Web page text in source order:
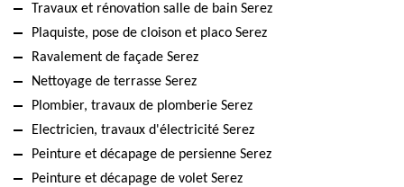
Travaux et rénovation salle de bain Serez
Plaquiste, pose de cloison et placo Serez
Ravalement de façade Serez
Nettoyage de terrasse Serez
Plombier, travaux de plomberie Serez
Electricien, travaux d'électricité Serez
Peinture et décapage de persienne Serez
Peinture et décapage de volet Serez